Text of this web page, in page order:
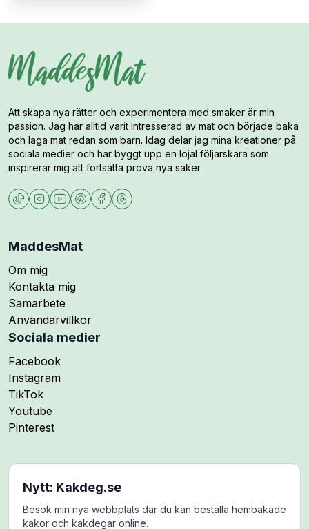
Att skapa nya rätter och experimentera med smaker är min
passion. Jag har alltid varit intresserad av mat och började baka
och laga mat redan som barn. Idag delar jag mina kreationer på
sociala medier och har byggt upp en lojal följarskara som
inspirerar mig att fortsätta prova nya saker.
MaddesMat
Om mig
Kontakta mig
Samarbete
Användarvillkor
Sociala medier
Följ mig på
Facebook
Följ mig på
Instagram
Följ mig på
TikTok
Följ mig på
Youtube
Följ mig på
Pinterest
Nytt: Kakdeg.se
Besök min nya webbplats där du kan beställa hembakade
kakor och kakdegar online.